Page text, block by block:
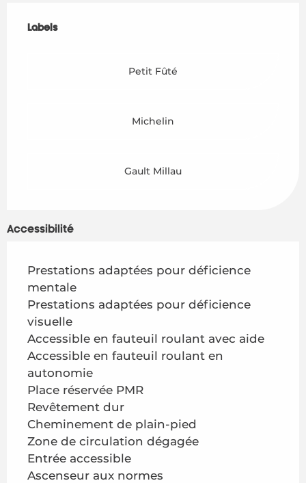
Labels
Labels
Petit Fûté
Michelin
Gault Millau
Accessibilité
Prestations adaptées pour déficience
mentale
Prestations adaptées pour déficience
visuelle
Accessible en fauteuil roulant avec aide
Accessible en fauteuil roulant en
autonomie
Place réservée PMR
Revêtement dur
Cheminement de plain-pied
Zone de circulation dégagée
Entrée accessible
Ascenseur aux normes